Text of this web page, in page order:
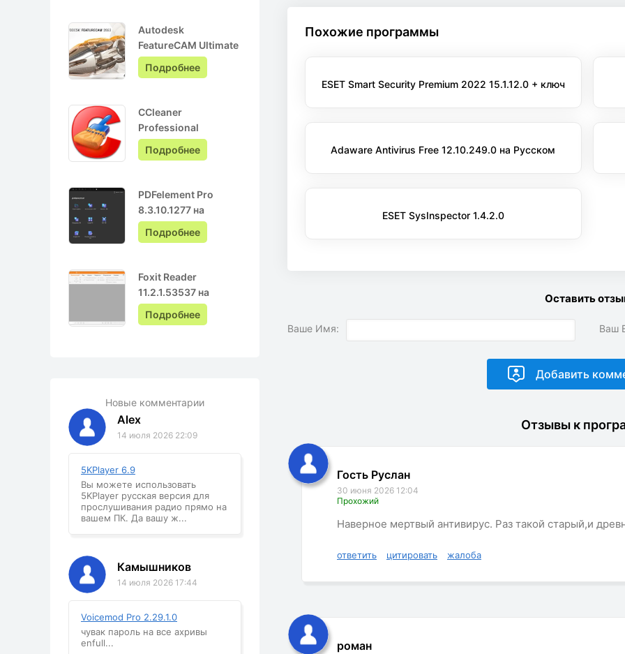
Autodesk
FeatureCAM Ultimate
2022.0.3 + crack
Подробнее
CCleaner
Professional
6.05.10110 + ключ
активации + Repack
Подробнее
PDFelement Pro
8.3.10.1277 на
Русском с ключом
Подробнее
Foxit Reader
11.2.1.53537 на
Русском
Подробнее
Новые комментарии
Alex
14 июля 2026 22:09
5KPlayer 6.9
Вы можете использовать
5KPlayer русская версия для
прослушивания радио прямо на
вашем ПК. Да вашу ж...
Камышников
14 июля 2026 17:44
Voicemod Pro 2.29.1.0
чувак пароль на все ахривы
enfull...
Похожие программы
ESET Smart Security Premium 2022 15.1.12.0 + ключ
Adaware Antivirus Free 12.10.249.0 на Русском
ESET SysInspector 1.4.2.0
Оставить
Ваше Имя: Ваш
Отзывы к
Гость Руслан
30 июня 2026 12:04
Прохожий
Наверное мертвый антивирус. Раз такой старый,и
ответить цитировать жалоба
роман